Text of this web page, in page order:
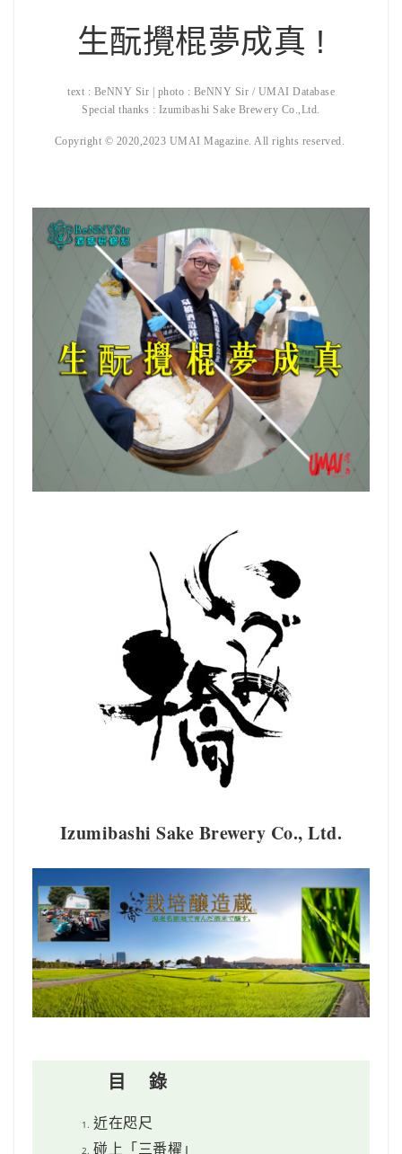
生酛攪棍夢成真 !
text : BeNNY Sir | photo : BeNNY Sir / UMAI Database
Special thanks : Izumibashi Sake Brewery Co.,Ltd.
Copyright © 2020,2023 UMAI Magazine. All rights reserved.
Izumibashi Sake Brewery Co., Ltd.
目 錄
近在咫尺
碰上「三番櫂」